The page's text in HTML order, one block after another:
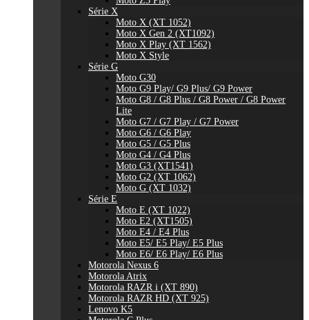
Série X
Moto X (XT 1052)
Moto X Gen 2 (XT1092)
Moto X Play (XT 1562)
Moto X Style
Série G
Moto G30
Moto G9 Play/ G9 Plus/ G9 Power
Moto G8 / G8 Plus / G8 Power / G8 Power
Lite
Moto G7 / G7 Play / G7 Power
Moto G6 / G6 Play
Moto G5 / G5 Plus
Moto G4 / G4 Plus
Moto G3 (XT1541)
Moto G2 (XT 1062)
Moto G (XT 1032)
Série E
Moto E (XT 1022)
Moto E2 (XT1505)
Moto E4 / E4 Plus
Moto E5/ E5 Play/ E5 Plus
Moto E6/ E6 Play/ E6 Plus
Motorola Nexus 6
Motorola Atrix
Motorola RAZR i (XT 890)
Motorola RAZR HD (XT 925)
Lenovo K5